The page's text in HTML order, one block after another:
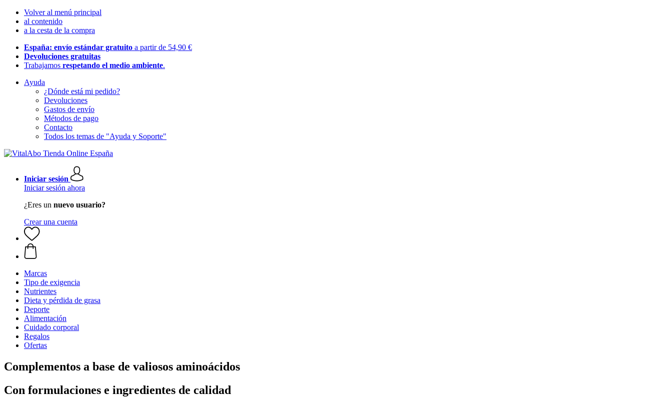
Volver al menú principal
al contenido
a la cesta de la compra
España: envío estándar gratuito a partir de 54,90 €
Devoluciones gratuitas
Trabajamos respetando el medio ambiente.
Ayuda
¿Dónde está mi pedido?
Devoluciones
Gastos de envío
Métodos de pago
Contacto
Todos los temas de "Ayuda y Soporte"
Iniciar sesión
Iniciar sesión ahora
¿Eres un nuevo usuario?
Crear una cuenta
Marcas
Tipo de exigencia
Nutrientes
Dieta y pérdida de grasa
Deporte
Alimentación
Cuidado corporal
Regalos
Ofertas
Complementos a base de valiosos aminoácidos
Con formulaciones e ingredientes de calidad